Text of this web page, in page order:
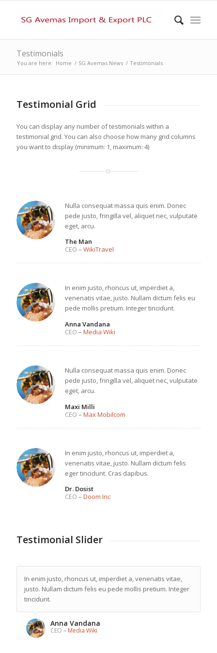
Testimonials
You are here: Home / SG Avemas News / Testimonials
Testimonial Grid
You can display any number of testimonials within a
testimonial grid. You can also choose how many grid columns
you want to display (minimum: 1, maximum: 4)
Nulla consequat massa quis enim. Donec
pede justo, fringilla vel, aliquet nec, vulputate
eget, arcu.
The Man
CEO – WikiTravel
In enim justo, rhoncus ut, imperdiet a,
venenatis vitae, justo. Nullam dictum felis eu
pede mollis pretium. Integer tincidunt.
Anna Vandana
CEO – Media Wiki
Nulla consequat massa quis enim. Donec
pede justo, fringilla vel, aliquet nec, vulputate
eget, arcu.
Maxi Milli
CEO – Max Mobilcom
In enim justo, rhoncus ut, imperdiet a,
venenatis vitae, justo. Nullam dictum felis
eger tincidunt. Cras dapibus.
Dr. Dosist
CEO – Doom Inc
Testimonial Slider
In enim justo, rhoncus ut, imperdiet a, venenatis vitae,
justo. Nullam dictum felis eu pede mollis pretium. Integer
tincidunt.
Anna Vandana
CEO – Media Wiki